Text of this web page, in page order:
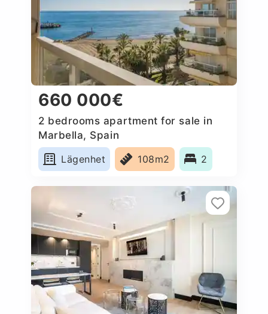
660 000€
2 bedrooms apartment for sale in
Marbella, Spain
Lägenhet
108m2 2